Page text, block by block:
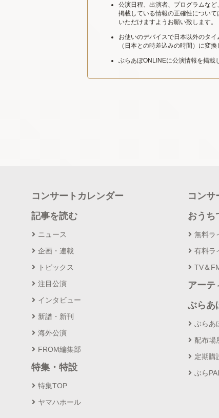
公演日程、出演者、プログラムなど
掲載している情報の正確性につい
いただけますようお願い致します。
お使いのデバイスで日本以外のタ
（日本との時差込みの時間）に変
ぶらあぼONLINEに公演情報を掲載
コンサートカレンダー
記事を読む
ニュース
企画・連載
トピックス
注目公演
インタビュー
新譜・新刊
海外公演
FROM編集部
特集・特設
特集TOP
ヤマハホール
コンサ
おうち
無料ラ
有料ラ
TV＆
アーテ
ぶらあ
ぶらあ
配布場
定期購
ぶら